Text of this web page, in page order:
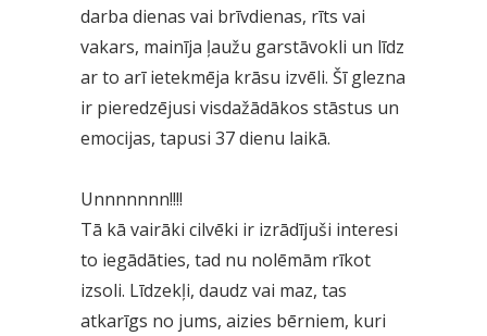
darba dienas vai brīvdienas, rīts vai
vakars, mainīja ļaužu garstāvokli un līdz
ar to arī ietekmēja krāsu izvēli. Šī glezna
ir pieredzējusi visdažādākos stāstus un
emocijas, tapusi 37 dienu laikā.
Unnnnnnn!!!!
Tā kā vairāki cilvēki ir izrādījuši interesi
to iegādāties, tad nu nolēmām rīkot
izsoli. Līdzekļi, daudz vai maz, tas
atkarīgs no jums, aizies bērniem, kuri